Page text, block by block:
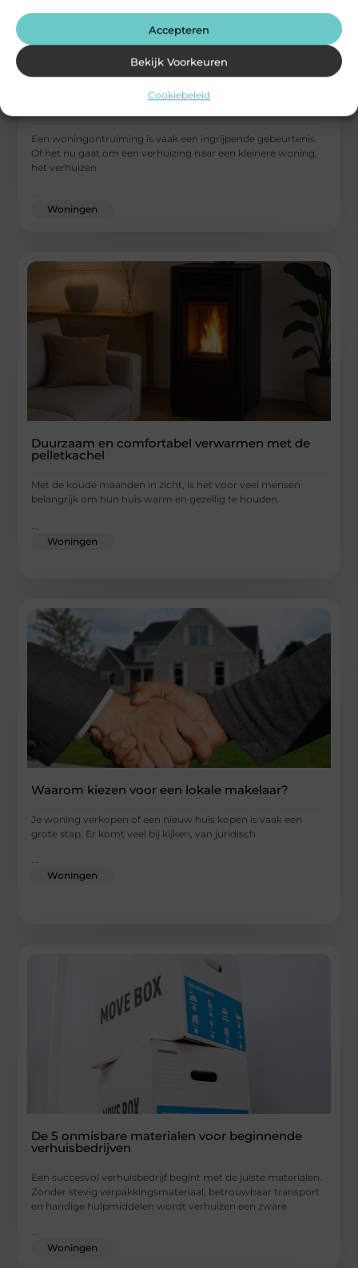
Accepteren
Bekijk Voorkeuren
Cookiebeleid
Woningontruiming zonder zorgen: zo pakt u het
Een woningontruiming is vaak een ingrijpende gebeurtenis.
Of het nu gaat om een verhuizing naar een kleinere woning,
het verhuizen
...
Woningen
Duurzaam en comfortabel verwarmen met de
pelletkachel
Met de koude maanden in zicht, is het voor veel mensen
belangrijk om hun huis warm en gezellig te houden.
Woningen
Waarom kiezen voor een lokale makelaar?
Je woning verkopen of een nieuw huis kopen is vaak een
grote stap. Er komt veel bij kijken, van juridisch
...
Woningen
De 5 onmisbare materialen voor beginnende
verhuisbedrijven
Een succesvol verhuisbedrijf begint met de juiste materialen.
Zonder stevig verpakkingsmateriaal, betrouwbaar transport
en handige hulpmiddelen wordt verhuizen een zware
...
Woningen